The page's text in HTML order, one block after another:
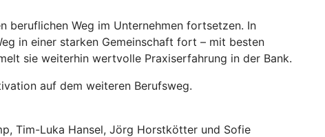
beruflichen Weg im Unternehmen fortsetzen. In
in einer starken Gemeinschaft fort – mit besten
sie weiterhin wertvolle Praxiserfahrung in der Bank.
auf dem weiteren Berufsweg.
Tim-Luka Hansel, Jörg Horstkötter und Sofie